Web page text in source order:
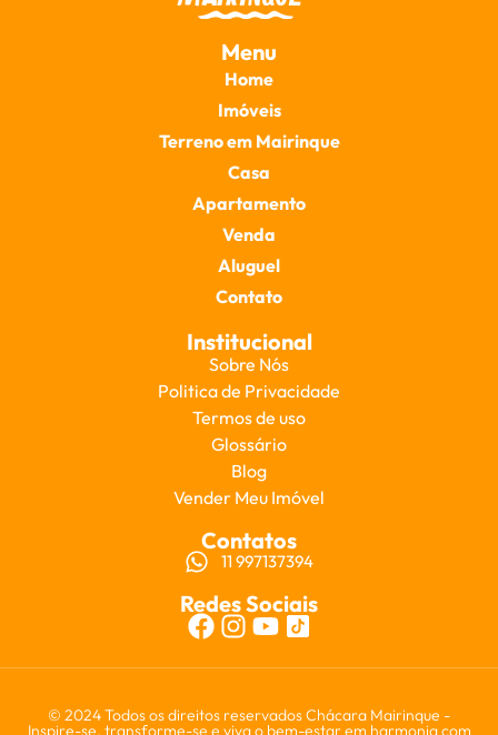
Menu
Home
Imóveis
Terreno em Mairinque
Casa
Apartamento
Venda
Aluguel
Contato
Institucional
Sobre Nós
Politica de Privacidade
Termos de uso
Glossário
Blog
Vender Meu Imóvel
Contatos
11 997137394
Redes Sociais
© 2024 Todos os direitos reservados Chácara Mairinque -
Inspire-se, transforme-se e viva o bem-estar em harmonia com